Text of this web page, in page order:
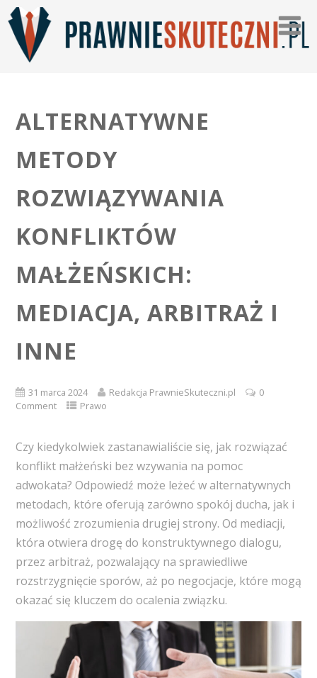
ALTERNATYWNE
METODY
ROZWIĄZYWANIA
KONFLIKTÓW
MAŁŻEŃSKICH:
MEDIACJA, ARBITRAŻ I
INNE
31 marca 2024 Redakcja PrawnieSkuteczni.pl
0
Comment
Prawo
Czy kiedykolwiek zastanawialiście się, jak rozwiązać
konflikt małżeński bez wzywania na pomoc
adwokata? Odpowiedź może leżeć w alternatywnych
metodach, które oferują zarówno spokój ducha, jak i
możliwość zrozumienia drugiej strony. Od mediacji,
która otwiera drogę do konstruktywnego dialogu,
przez arbitraż, pozwalający na sprawiedliwe
rozstrzygnięcie sporów, aż po negocjacje, które mogą
okazać się kluczem do ocalenia związku.